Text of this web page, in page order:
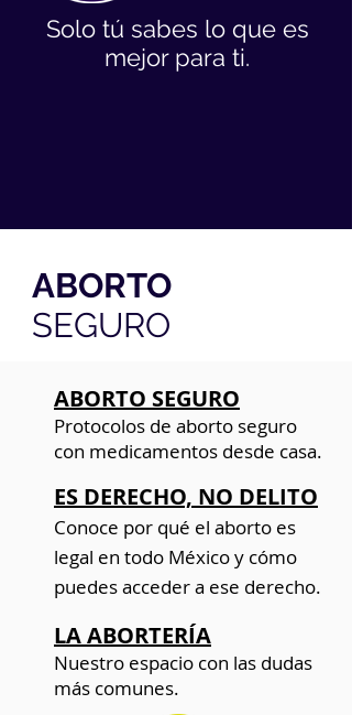
Solo tú sabes lo que es
mejor para ti.
ABORTO
SEGURO
ABORTO SEGURO
Protocolos de aborto seguro
con medicamentos desde casa.
ES DERECHO, NO DELITO
Conoce por qué el aborto es
legal en todo México y cómo
puedes acceder a ese derecho.
LA ABORTERÍA
Nuestro espacio con las dudas
más comunes.